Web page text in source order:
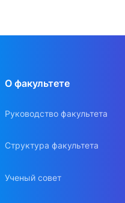
О факультете
Руководство факультета
Структура факультета
Ученый совет